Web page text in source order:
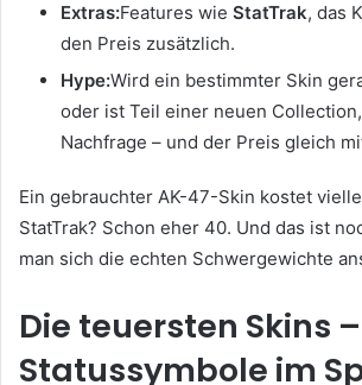
Extras:Features wie StatTrak, das
den Preis zusätzlich.
Hype:Wird ein bestimmter Skin
oder ist Teil einer neuen
Nachfrage – und der Preis gleich
Ein gebrauchter AK-47-Skin kostet
StatTrak? Schon eher 40. Und das ist
man sich die echten Schwergewichte
Die teuersten Skins –
Statussymbole im